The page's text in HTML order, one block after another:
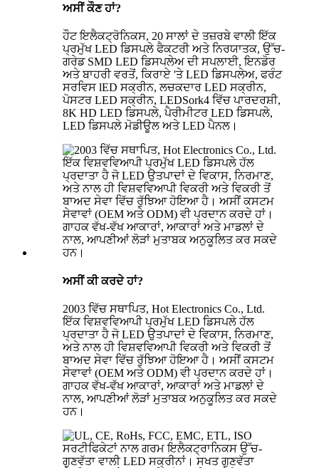
ਅਸੀਂ ਕੌਣ ਹਾਂ?
ਹੌਟ ਇਲੈਕਟ੍ਰੋਨਿਕਸ, 20 ਸਾਲਾਂ ਦੇ ਤਜ਼ਰਬੇ ਵਾਲੀ ਇੱਕ
ਪ੍ਰਮੁੱਖ LED ਡਿਸਪਲੇ ਫੈਕਟਰੀ ਅਤੇ ਨਿਰਯਾਤਕ, ਉੱਚ-
ਗਰੇਡ SMD LED ਡਿਸਪਲੇਅ ਦੀ ਸਪਲਾਈ, ਇਨਡੋਰ
ਅਤੇ ਬਾਹਰੀ ਵਰਤੋਂ, ਕਿਰਾਏ 'ਤੇ LED ਡਿਸਪਲੇਅ, ਫਰੰਟ
ਸਰਵਿਸ lED ਸਕ੍ਰੀਨ, ਲਚਕਦਾਰ LED ਸਕ੍ਰੀਨ,
ਪੋਸਟਰ LED ਸਕ੍ਰੀਨ, LEDSork4 ਵਿੱਚ ਪਾਰਦਰਸ਼ੀ,
8K HD LED ਡਿਸਪਲੇ, ਪੈਰੀਮੀਟਰ LED ਡਿਸਪਲੇ,
LED ਡਿਸਪਲੇ ਮੋਡੀਊਲ ਅਤੇ LED ਪੈਨਲ।
ਅਸੀਂ ਕੀ ਕਰਦੇ ਹਾਂ?
2003 ਵਿੱਚ ਸਥਾਪਿਤ, Hot Electronics Co., Ltd.
ਇੱਕ ਵਿਸ਼ਵਵਿਆਪੀ ਪ੍ਰਮੁੱਖ LED ਡਿਸਪਲੇ ਹੱਲ
ਪ੍ਰਦਾਤਾ ਹੈ ਜੋ LED ਉਤਪਾਦਾਂ ਦੇ ਵਿਕਾਸ, ਨਿਰਮਾਣ,
ਅਤੇ ਨਾਲ ਹੀ ਵਿਸ਼ਵਵਿਆਪੀ ਵਿਕਰੀ ਅਤੇ ਵਿਕਰੀ ਤੋਂ
ਬਾਅਦ ਸੇਵਾ ਵਿੱਚ ਰੁੱਝਿਆ ਹੋਇਆ ਹੈ। ਅਸੀਂ ਕਸਟਮ
ਸੇਵਾਵਾਂ (OEM ਅਤੇ ODM) ਵੀ ਪ੍ਰਦਾਨ ਕਰਦੇ ਹਾਂ।
ਗਾਹਕ ਵੱਖ-ਵੱਖ ਆਕਾਰਾਂ, ਆਕਾਰਾਂ ਅਤੇ ਮਾਡਲਾਂ ਦੇ
ਨਾਲ, ਆਪਣੀਆਂ ਲੋੜਾਂ ਮੁਤਾਬਕ ਅਨੁਕੂਲਿਤ ਕਰ ਸਕਦੇ
ਹਨ।